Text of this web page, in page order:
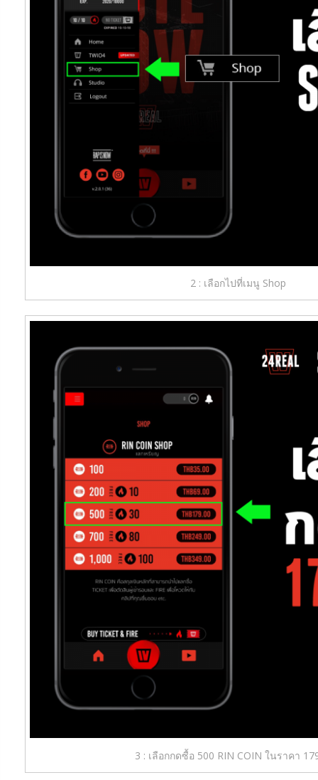
2 : เลือกไปที่เมนู Shop
3 : เลือกกดซื้อ 500 RIN COIN ในราคา